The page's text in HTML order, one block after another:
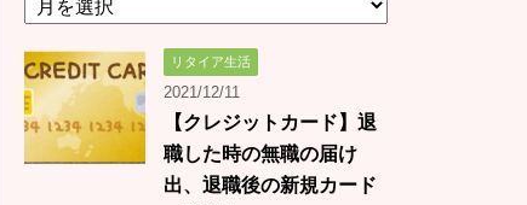
リタイア生活
2021/12/11
【クレジットカード】退
職した時の無職の届け
出、退職後の新規カード